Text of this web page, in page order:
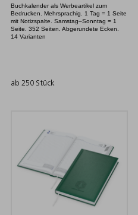
Buchkalender als Werbeartikel zum
Bedrucken. Mehrsprachig. 1 Tag = 1 Seite
mit Notizspalte. Samstag–Sonntag = 1
Seite. 352 Seiten. Abgerundete Ecken.
14 Varianten
ab 250 Stück